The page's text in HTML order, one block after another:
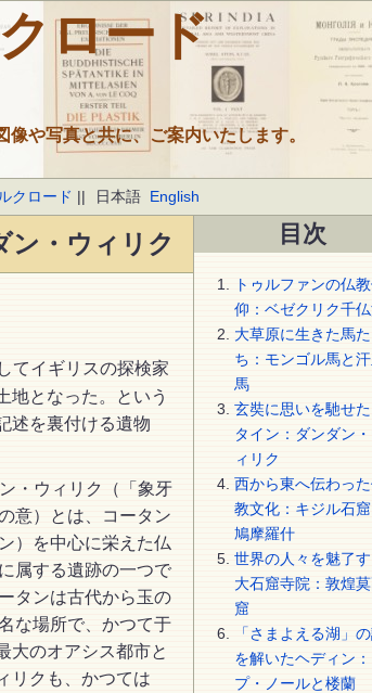
ロード
や写真と共に、ご案内いたします。
クロード || 日本語 English
ン・ウィリク
てイギリスの探検家
地となった。という
述を裏付ける遺物
・ウィリク（「象牙
意）とは、コータン
）を中心に栄えた仏
属する遺跡の一つで
タンは古代から玉の
な場所で、かつて于
大のオアシス都市と
リクも、かつては
目次
トゥルファンの仏
仰：ベゼクリク千
大草原に生きた馬た
ち：モンゴル馬と汗
馬
玄奘に思いを馳せた
タイン：ダンダン・
ィリク
西から東へ伝わっ
教文化：キジル石窟
鳩摩羅什
世界の人々を魅了
大石窟寺院：敦煌
窟
「さまよえる湖」
を解いたヘディン：
プ・ノールと楼蘭